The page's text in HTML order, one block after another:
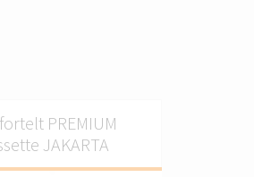
PREMIUM
JAKARTA